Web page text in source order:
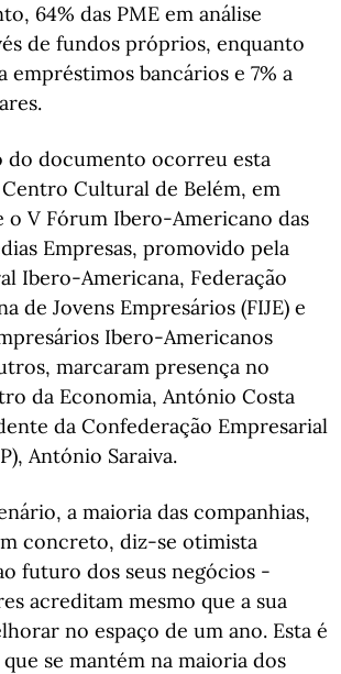
64% das PME em análise
de fundos próprios, enquanto
empréstimos bancários e 7% a
do documento ocorreu esta
Cultural de Belém, em
o V Fórum Ibero-Americano das
Empresas, promovido pela
Ibero-Americana, Federação
de Jovens Empresários (FIJE) e
Ibero-Americanos
marcaram presença no
da Economia, António Costa
da Confederação Empresarial
António Saraiva.
a maioria das companhias,
concreto, diz-se otimista
futuro dos seus negócios -
acreditam mesmo que a sua
no espaço de um ano. Esta é
se mantém na maioria dos